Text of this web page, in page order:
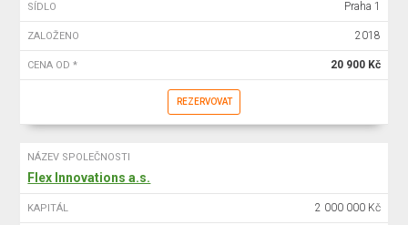
SÍDLO Praha 1
ZALOŽENO 2018
CENA OD * 20 900 Kč
REZERVOVAT
NÁZEV SPOLEČNOSTI
Flex Innovations a.s.
KAPITÁL 2 000 000 Kč